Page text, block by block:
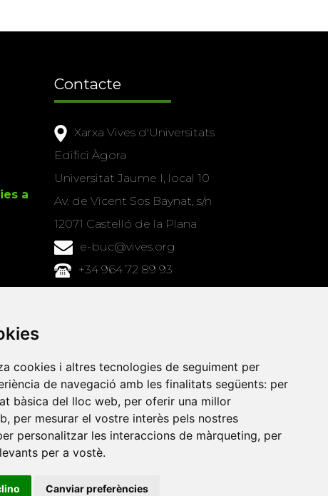
cookies i altres tecnologies de seguiment per
de navegació amb les finalitats següents: per
bàsica del lloc web, per oferir una millor
, per mesurar el vostre interès pels nostres
personalitzar les interaccions de màrqueting, per
per a vostè.
Canviar preferències
a
Contacte
Xarxa Vives d'Universitats
Edifici Àgora
Universitat Jaume I, local 10
Av. de Vicent Sos Baynat, s/n
12071 Castelló de la Plana
e-buc@vives.org
+34 964 72 89 93